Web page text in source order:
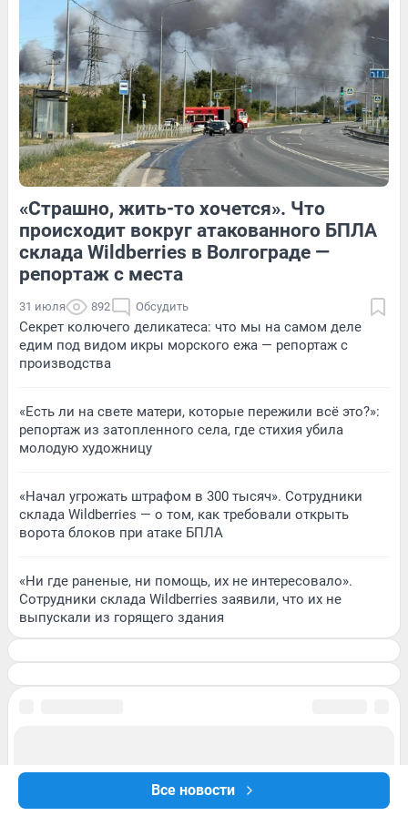
Все новости
6 Обсудить 1 Обсудить
2 Обсудить 1 Обсудить
«Страшно, жить-то хочется». Что
происходит вокруг атакованного БПЛА
склада Wildberries в Волгограде —
репортаж с места
31 июля 892 Обсудить
Секрет колючего деликатеса: что мы на самом деле
едим под видом икры морского ежа — репортаж с
производства
«Есть ли на свете матери, которые пережили всё это?»:
репортаж из затопленного села, где стихия убила
молодую художницу
«Начал угрожать штрафом в 300 тысяч». Сотрудники
склада Wildberries — о том, как требовали открыть
ворота блоков при атаке БПЛА
«Ни где раненые, ни помощь, их не интересовало».
Сотрудники склада Wildberries заявили, что их не
выпускали из горящего здания